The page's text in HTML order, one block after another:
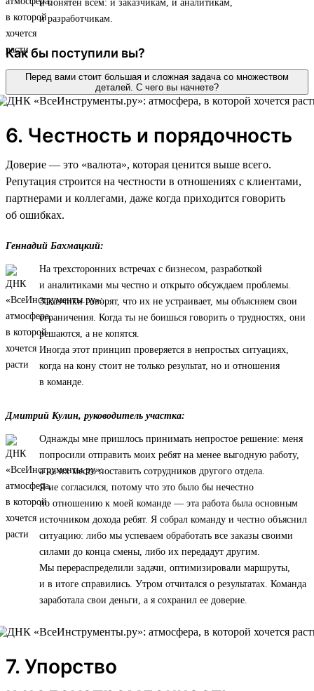
и понятен всем: и заказчикам, и аналитикам,
и разработчикам.
Как бы поступили вы?
Перед вами стоит большая и сложная задача со множеством
деталей. С чего вы начнете?
6. Честность и порядочность
Доверие — это «валюта», которая ценится выше всего.
Репутация строится на честности в отношениях с клиентами,
партнерами и коллегами, даже когда приходится говорить
об ошибках.
Геннадий Бахмацкий:
На трехсторонних встречах с бизнесом, разработкой
и аналитиками мы честно и открыто обсуждаем проблемы.
Заказчики говорят, что их не устраивает, мы объясняем свои
ограничения. Когда ты не боишься говорить о трудностях, они
решаются, а не копятся.
Иногда этот принцип проверяется в непростых ситуациях,
когда на кону стоит не только результат, но и отношения
в команде.
Дмитрий Кулин, руководитель участка:
Однажды мне пришлось принимать непростое решение: меня
попросили отправить моих ребят на менее выгодную работу,
а на их место поставить сотрудников другого отдела.
Я не согласился, потому что это было бы нечестно
по отношению к моей команде — эта работа была основным
источником дохода ребят. Я собрал команду и честно объяснил
ситуацию: либо мы успеваем обработать все заказы своими
силами до конца смены, либо их передадут другим.
Мы перераспределили задачи, оптимизировали маршруты,
и в итоге справились. Утром отчитался о результатах. Команда
заработала свои деньги, а я сохранил ее доверие.
7. Упорство